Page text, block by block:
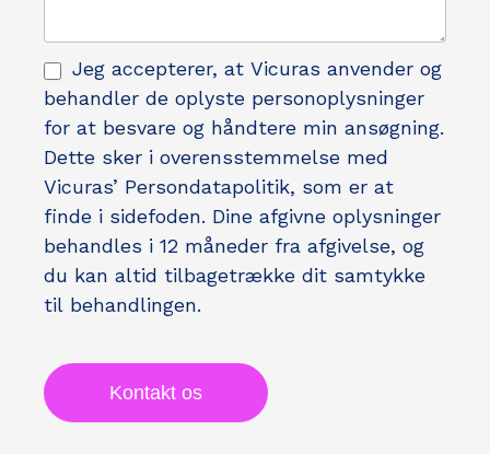
Jeg accepterer, at Vicuras anvender og
behandler de oplyste personoplysninger
for at besvare og håndtere min ansøgning.
Dette sker i overensstemmelse med
Vicuras’ Persondatapolitik, som er at
finde i sidefoden. Dine afgivne oplysninger
behandles i 12 måneder fra afgivelse, og
du kan altid tilbagetrække dit samtykke
til behandlingen.
Kontakt os